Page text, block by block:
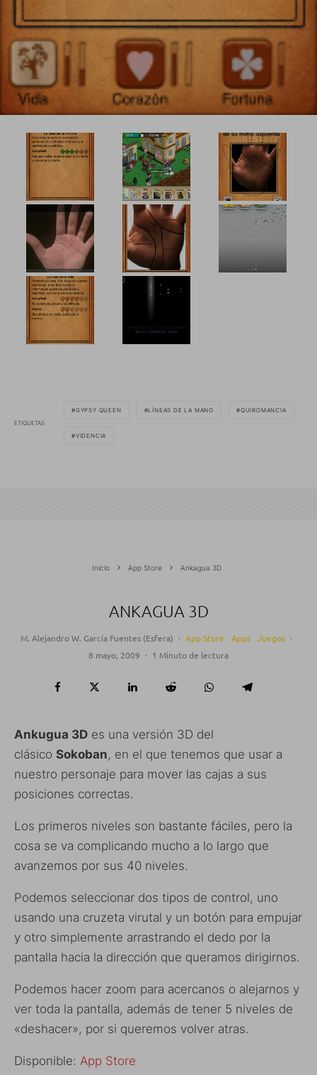
ETIQUETAS
GYPSY QUEEN LÍNEAS DE LA MANO QUIROMANCIA
VIDENCIA
Inicio App Store Ankagua 3D
ANKAGUA 3D
M. Alejandro W. García Fuentes (Esfera) · App Store Apps Juegos ·
8 mayo, 2009 · 1 Minuto de lectura
Ankugua 3D es una versión 3D del
clásico Sokoban, en el que tenemos que usar a
nuestro personaje para mover las cajas a sus
posiciones correctas.
Los primeros niveles son bastante fáciles, pero la
cosa se va complicando mucho a lo largo que
avanzemos por sus 40 niveles.
Podemos seleccionar dos tipos de control, uno
usando una cruzeta virutal y un botón para empujar
y otro simplemente arrastrando el dedo por la
pantalla hacia la dirección que queramos dirigirnos.
Podemos hacer zoom para acercanos o alejarnos y
ver toda la pantalla, además de tener 5 niveles de
«deshacer», por si queremos volver atras.
Disponible: App Store